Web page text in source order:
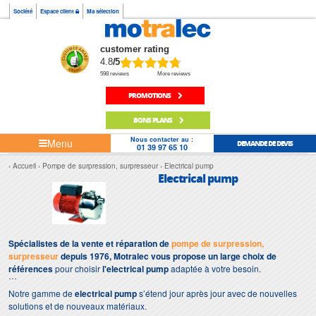
Société Espace client Ma sélection
customer rating
4.8/5
598 reviews More reviews
PROMOTIONS
BONS PLANS
Menu Nous contacter au :
01 39 97 65 10 DEMANDE DE DEVIS
Accueil Pompe de surpression, surpresseur Electrical pump
Electrical pump
Spécialistes de la vente et réparation depompe de surpression,
surpresseurdepuis 1976, Motralec vous propose un large choix de
référencespour choisirl'electrical pumpadaptée à votre besoin.
Notre gamme deelectrical pumps’étend jour après jour avec de nouvelles
solutions et de nouveaux matériaux.